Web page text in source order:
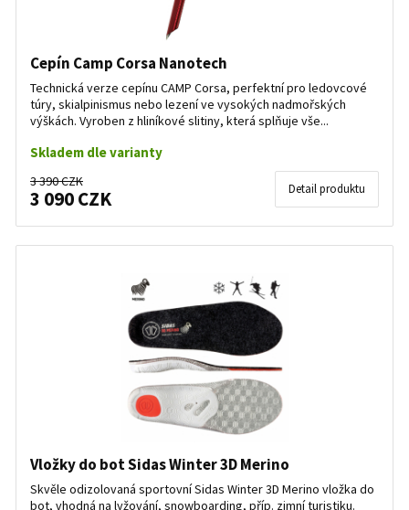
Cepín Camp Corsa Nanotech
Technická verze cepínu CAMP Corsa, perfektní pro ledovcové
túry, skialpinismus nebo lezení ve vysokých nadmořských
výškách. Vyroben z hliníkové slitiny, která splňuje vše...
Skladem dle varianty
3 390 CZK
3 090 CZK Detail produktu
Vložky do bot Sidas Winter 3D Merino
Skvěle odizolovaná sportovní Sidas Winter 3D Merino vložka do
bot, vhodná na lyžování, snowboarding, příp. zimní turistiku.